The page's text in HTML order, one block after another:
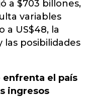
a $703 billones,
variables
US$48, la
las posibilidades
el país
ingresos